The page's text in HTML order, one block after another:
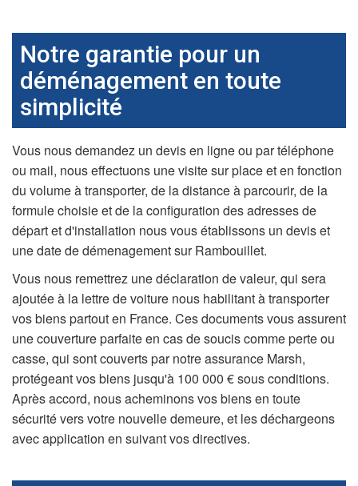
Notre garantie pour un
déménagement en toute
simplicité
Vous nous demandez un devis en ligne ou par téléphone
ou mail, nous effectuons une visite sur place et en fonction
du volume à transporter, de la distance à parcourir, de la
formule choisie et de la configuration des adresses de
départ et d'installation nous vous établissons un devis et
une date de démenagement sur Rambouillet.
Vous nous remettrez une déclaration de valeur, qui sera
ajoutée à la lettre de voiture nous habilitant à transporter
vos biens partout en France. Ces documents vous assurent
une couverture parfaite en cas de soucis comme perte ou
casse, qui sont couverts par notre assurance Marsh,
protégeant vos biens jusqu'à 100 000 € sous conditions.
Après accord, nous acheminons vos biens en toute
sécurité vers votre nouvelle demeure, et les déchargeons
avec application en suivant vos directives.